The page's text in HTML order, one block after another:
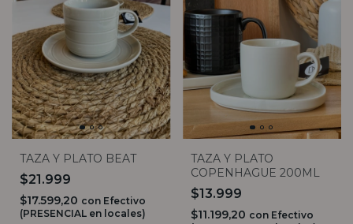
TAZA Y PLATO BEAT
$21.999
$17.599,20 con Efectivo
(PRESENCIAL en locales)
TAZA Y PLATO
COPENHAGUE 200ML
$13.999
$11.199,20 con Efectivo